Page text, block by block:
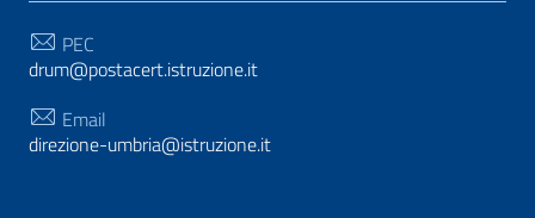
PEC
drum@postacert.istruzione.it
Email
direzione-umbria@istruzione.it